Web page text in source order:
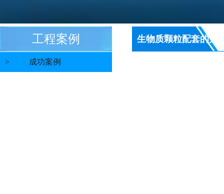
工程案例
> 成功案例
生物质颗粒配套的太